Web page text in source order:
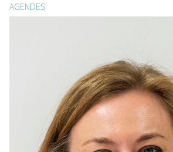
AGENDES